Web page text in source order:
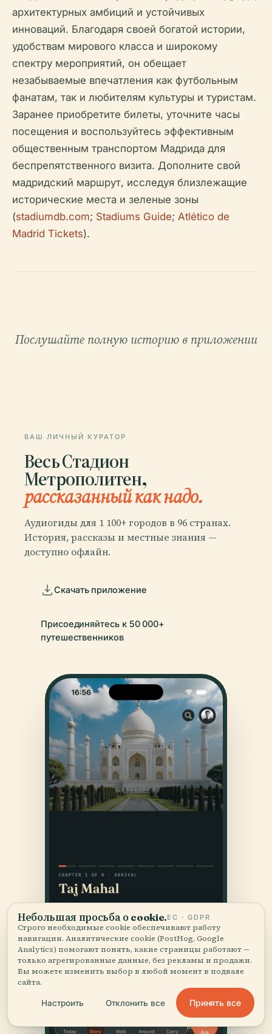
архитектурных амбиций и устойчивых
инноваций. Благодаря своей богатой истории,
удобствам мирового класса и широкому
спектру мероприятий, он обещает
незабываемые впечатления как футбольным
фанатам, так и любителям культуры и туристам.
Заранее приобретите билеты, уточните часы
посещения и воспользуйтесь эффективным
общественным транспортом Мадрида для
беспрепятственного визита. Дополните свой
мадридский маршрут, исследуя близлежащие
исторические места и зеленые зоны
(stadiumdb.com; Stadiums Guide; Atlético de
Madrid Tickets).
Послушайте полную историю в приложении
ВАШ ЛИЧНЫЙ КУРАТОР
Весь Стадион
Метрополитен,
рассказанный как надо.
Аудиогиды для 1 100+ городов в 96 странах.
История, рассказы и местные знания —
доступно офлайн.
Скачать приложение
Присоединяйтесь к 50 000+
путешественников
Небольшая просьба о cookie.ЕС · GDPR
Строго необходимые cookie обеспечивают работу
навигации. Аналитические cookie (PostHog, Google
Analytics) помогают понять, какие страницы работают —
только агрегированные данные, без рекламы и продажи.
Вы можете изменить выбор в любой момент в подвале
сайта.
Настроить Отклонить все Принять все